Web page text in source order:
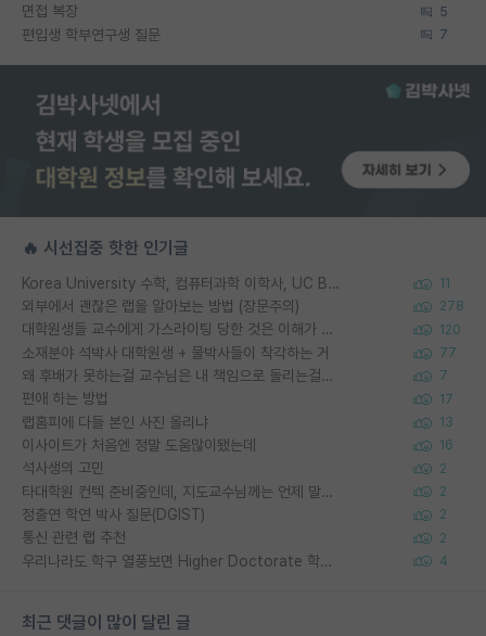
면접 복장 5
편입생 학부연구생 질문 7
🔥 시선집중 핫한 인기글
Korea University 수학, 컴퓨터과학 이학사, UC Berkeley 산업공학 대학원 공학박사가 되는 것은 쉽지 않겠죠? 11
외부에서 괜찮은 랩을 알아보는 방법 (장문주의) 278
대학원생들 교수에게 가스라이팅 당한 것은 이해가 갑니다. 안타깝네요. 120
소재분야 석박사 대학원생 + 물박사들이 착각하는 거 77
왜 후배가 못하는걸 교수님은 내 책임으로 돌리는걸까요? 7
편애 하는 방법 17
랩홈피에 다들 본인 사진 올리냐 13
이사이트가 처음엔 정말 도움많이됐는데 16
석사생의 고민 2
타대학원 컨텍 준비중인데, 지도교수님께는 언제 말씀드려야 할까요? 2
정출연 학연 박사 질문(DGIST) 2
통신 관련 랩 추천 2
우리나라도 학구 열풍보면 Higher Doctorate 학위가 필요하다고 봅니다. 4
최근 댓글이 많이 달린 글